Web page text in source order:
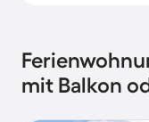
mit Balkon